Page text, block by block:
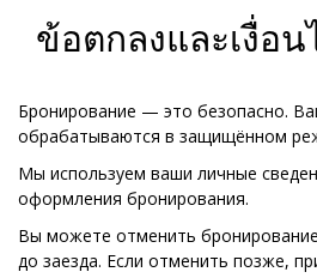
ข้อตกลงและเงื่อน
Бронирование — это безопасно.
обрабатываются в защищённом
Мы используем ваши личные
оформления бронирования.
Вы можете отменить
до заезда. Если отменить позже,